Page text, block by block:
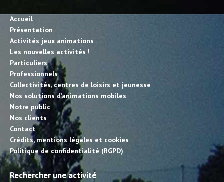
Accueil
Présentation
Activités jeux animations
Les nouvelles activités !
Particuliers
Professionnels
Collectivités, centres de loisirs et jeunesse
Nos solutions d’animations mobiles
Notre public
Nos clients
Contact
Crédits, mentions légales et cookies
Politique de confidentialité (RGPD)
Rechercher une activité